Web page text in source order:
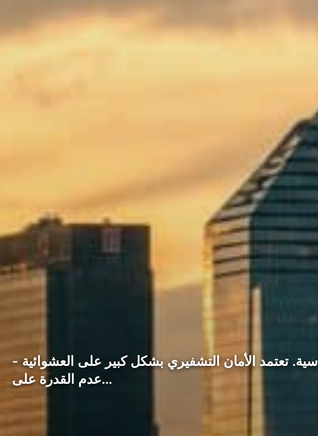
تعتمد الأمان التشفيري بشكل كبير على العشوائية -
عدم القدرة على…